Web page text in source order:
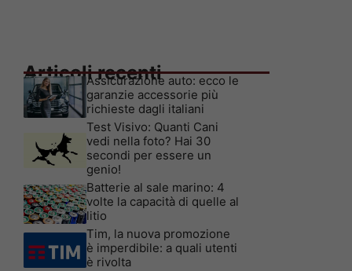
Articoli recenti
Assicurazione auto: ecco le
garanzie accessorie più
richieste dagli italiani
Test Visivo: Quanti Cani
vedi nella foto? Hai 30
secondi per essere un
genio!
Batterie al sale marino: 4
volte la capacità di quelle al
litio
Tim, la nuova promozione
è imperdibile: a quali utenti
è rivolta